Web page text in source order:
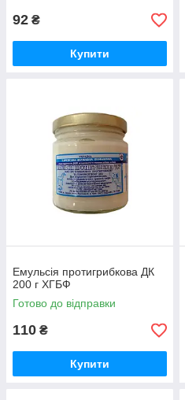
92 ₴
Купити
Емульсія протигрибкова ДК
200 г ХГБФ
Готово до відправки
110 ₴
Купити